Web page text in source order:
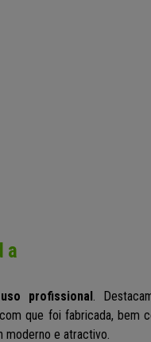
uso profissional.
com que foi fabricada, bem
moderno e atractivo.